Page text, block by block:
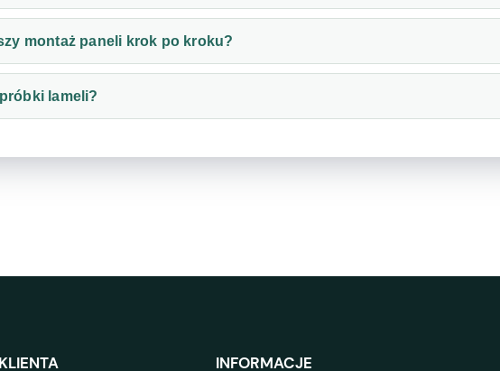
montaż paneli krok po kroku?
lameli?
INFORMACJE